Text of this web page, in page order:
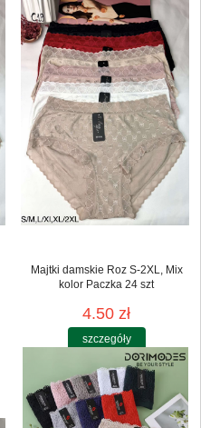
Majtki damskie Roz S-2XL, Mix
kolor Paczka 24 szt
4.50 zł
szczegóły